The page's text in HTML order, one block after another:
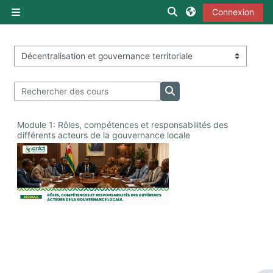
Panneau latéral
Activer/désactiver la
Connexion
Catégories de cours
Rechercher des cours
Rechercher des cours
Module 1: Rôles, compétences et responsabilités des
différents acteurs de la gouvernance locale